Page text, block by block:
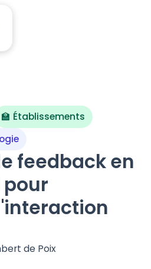
🏫 Établissements
feedback en
de Poix